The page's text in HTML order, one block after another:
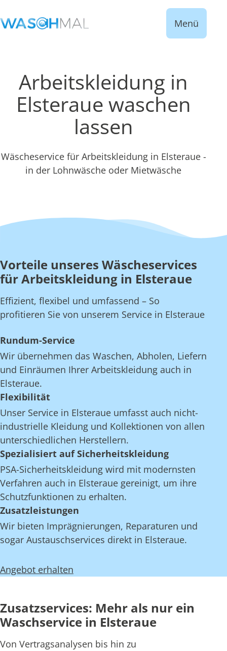
Menü
Arbeitskleidung in
Elsteraue waschen
lassen
Wäscheservice für Arbeitskleidung in Elsteraue -
in der Lohnwäsche oder Mietwäsche
Vorteile unseres Wäscheservices
für Arbeitskleidung in Elsteraue
Effizient, flexibel und umfassend – So
profitieren Sie von unserem Service in Elsteraue
Rundum-Service
Wir übernehmen das Waschen, Abholen, Liefern
und Einräumen Ihrer Arbeitskleidung auch in
Elsteraue.
Flexibilität
Unser Service in Elsteraue umfasst auch nicht-
industrielle Kleidung und Kollektionen von allen
unterschiedlichen Herstellern.
Spezialisiert auf Sicherheitskleidung
PSA-Sicherheitskleidung wird mit modernsten
Verfahren auch in Elsteraue gereinigt, um ihre
Schutzfunktionen zu erhalten.
Zusatzleistungen
Wir bieten Imprägnierungen, Reparaturen und
sogar Austauschservices direkt in Elsteraue.
Angebot erhalten
Zusatzservices: Mehr als nur ein
Waschservice in Elsteraue
Von Vertragsanalysen bis hin zu